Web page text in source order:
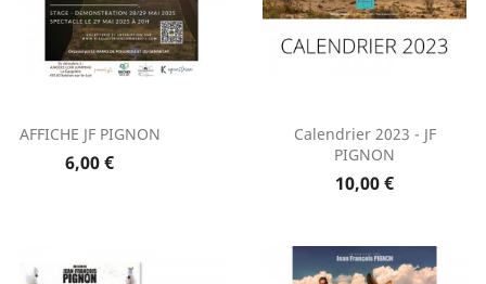
AFFICHE JF PIGNON
6,00 €
Calendrier 2023 - JF
PIGNON
10,00 €